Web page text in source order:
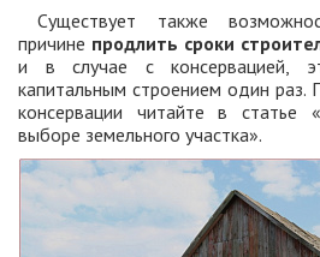
Существует также
причине продлить сроки
и в случае с консервацией,
капитальным строением один
консервации читайте в статье
выборе земельного участка».